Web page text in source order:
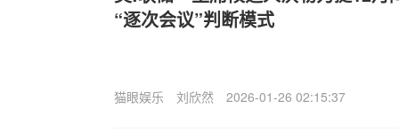
“逐次会议”判断模式
猫眼娱乐 刘欣然 2026-01-26 02:15:37